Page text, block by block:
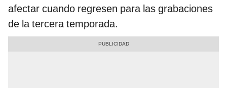
afectar cuando regresen para las grabaciones
de la tercera temporada.